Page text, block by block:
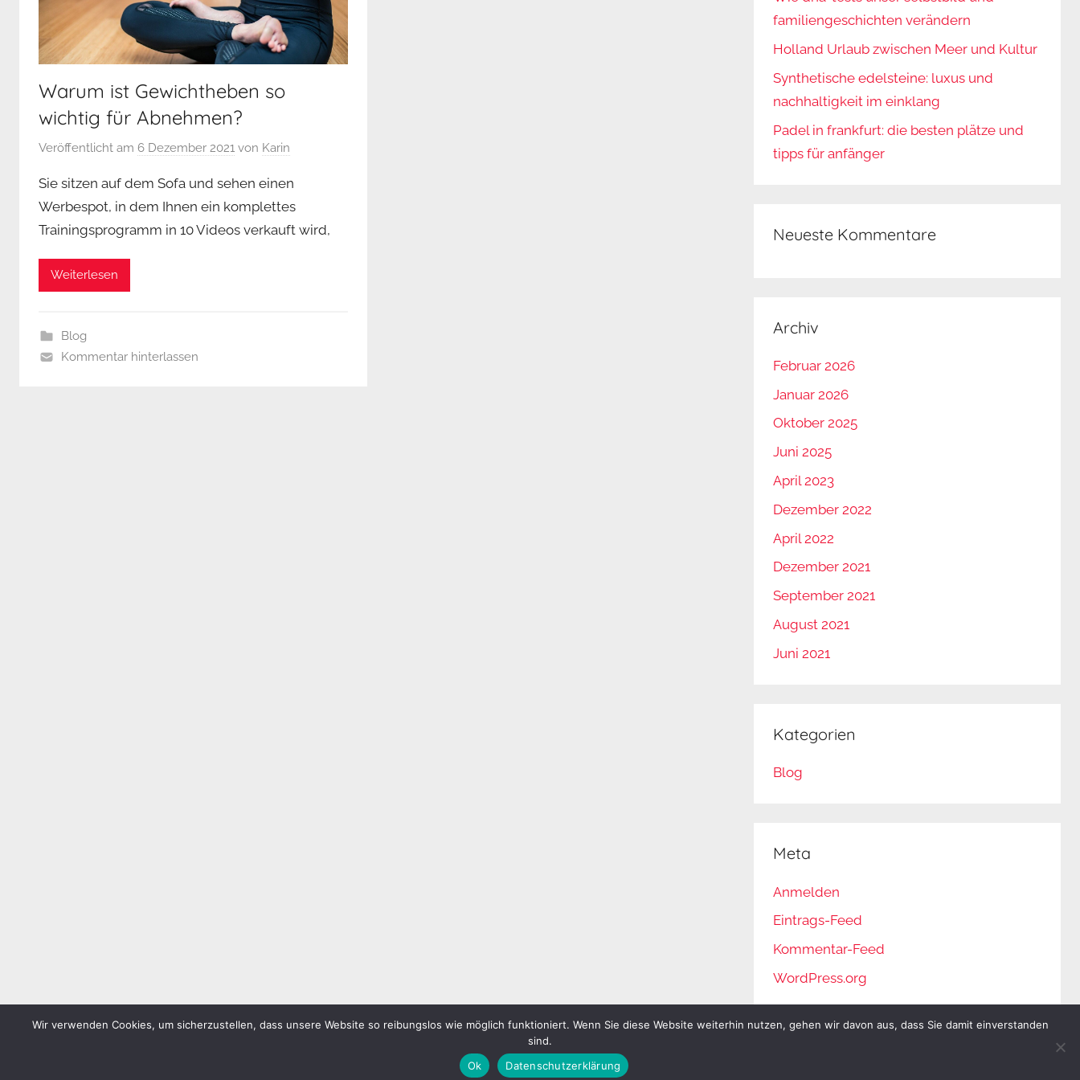
Warum ist Gewichtheben so
wichtig für Abnehmen?
Veröffentlicht am 6 Dezember 2021 von Karin
Sie sitzen auf dem Sofa und sehen einen
Werbespot, in dem Ihnen ein komplettes
Trainingsprogramm in 10 Videos verkauft wird,
Weiterlesen
Blog
Kommentar hinterlassen
familiengeschichten verändern
Holland Urlaub zwischen Meer und Kultur
Synthetische edelsteine: luxus und
nachhaltigkeit im einklang
Padel in frankfurt: die besten plätze und
tipps für anfänger
Neueste Kommentare
Archiv
Februar 2026
Januar 2026
Oktober 2025
Juni 2025
April 2023
Dezember 2022
April 2022
Dezember 2021
September 2021
August 2021
Juni 2021
Kategorien
Blog
Meta
Anmelden
Eintrags-Feed
Kommentar-Feed
WordPress.org
Wir verwenden Cookies, um sicherzustellen, dass unsere Website so reibungslos wie möglich funktioniert. Wenn Sie diese Website weiterhin nutzen, gehen wir davon aus, dass Sie damit einverstanden
sind.
Ok
Datenschutzerklärung